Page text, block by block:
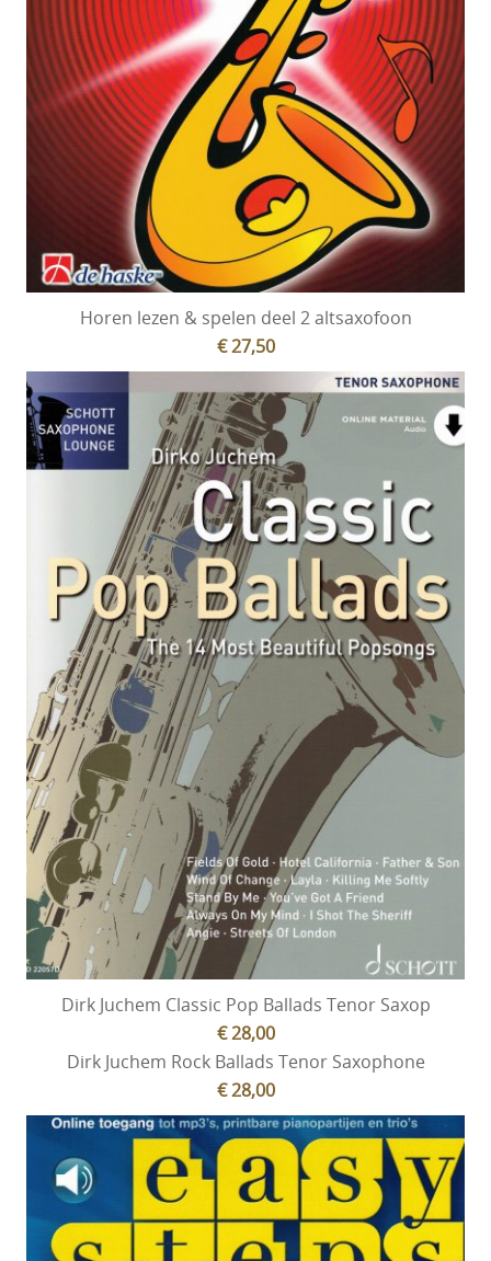
Horen lezen & spelen deel 2 altsaxofoon
€ 27,50
Dirk Juchem Classic Pop Ballads Tenor Saxop
€ 28,00
Dirk Juchem Rock Ballads Tenor Saxophone
€ 28,00